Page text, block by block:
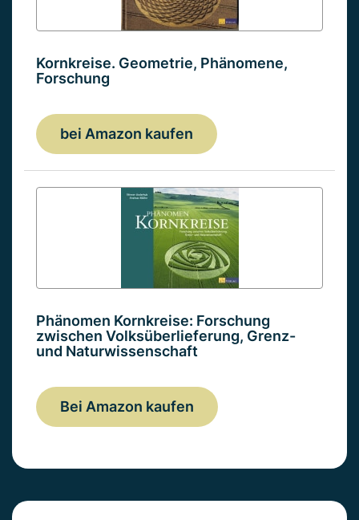
Kornkreise. Geometrie, Phänomene,
Forschung
bei Amazon kaufen
Phänomen Kornkreise: Forschung
zwischen Volksüberlieferung, Grenz-
und Naturwissenschaft
Bei Amazon kaufen